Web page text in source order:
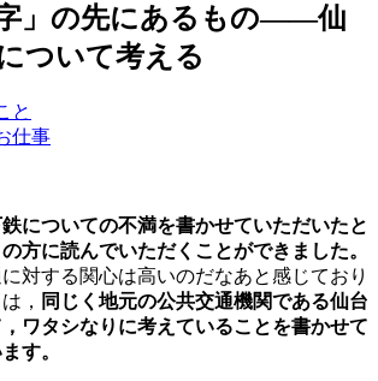
字」の先にあるもの——仙
ついて考える
と
仕事
についての不満を書かせていただいたと
方に読んでいただくことができました。
対する関心は高いのだなあと感じており
， 同じく地元の公共交通機関である仙台
ワタシなりに考えていることを書かせて
す。